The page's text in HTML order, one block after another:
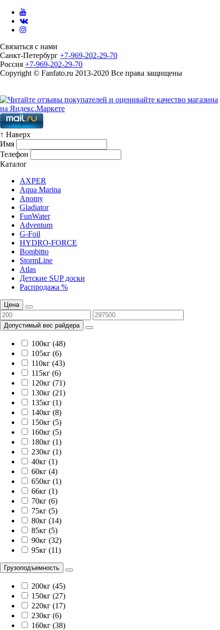
Связаться с нами
Санкт-Петербург +7-969-202-29-70
Россия +7-969-202-29-70
Copyright © Fanfato.ru 2013-2020 Все права защищены
↑ Наверх
Имя
Телефон
Каталог
AXPER
Aqua Marina
Anomy
Gladiator
FunWater
Adventum
G-Foil
HYDRO-FORCE
Bombitto
StormLine
Atlas
Детские SUP доски
Распродажа %
Цена
Допустимый вес райдера
100кг (48)
105кг (6)
110кг (43)
115кг (6)
120кг (71)
130кг (21)
135кг (1)
140кг (8)
150кг (5)
160кг (5)
180кг (1)
230кг (1)
40кг (1)
60кг (4)
650кг (1)
66кг (1)
70кг (6)
75кг (5)
80кг (14)
85кг (5)
90кг (32)
95кг (11)
Грузоподъемность
200кг (45)
150кг (27)
220кг (17)
230кг (6)
160кг (38)